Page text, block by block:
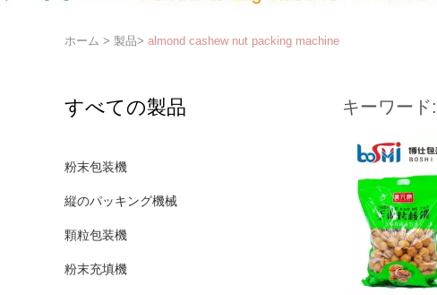
ホーム > 製品> almond cashew nut packing machine
すべての製品
粉末包装機
縦のパッキング機械
顆粒包装機
粉末充填機
キーワード: